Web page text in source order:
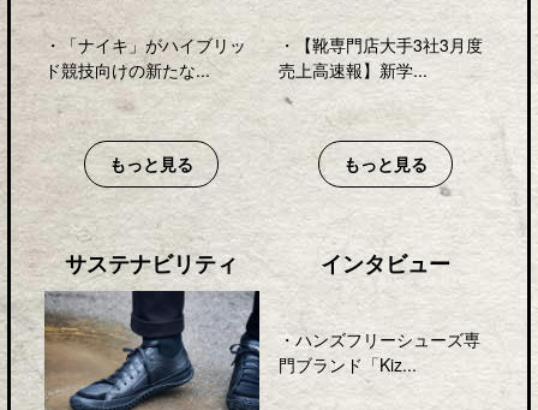
・ 「ナイキ」がハイブリッ
ド競技向けの新たな...
もっと見る
・
【靴専門店大手3社3月度
売上高速報】新学...
もっと見る
サステナビリティ インタビュー
・ハンズフリーシューズ専
門ブランド「Kiz...